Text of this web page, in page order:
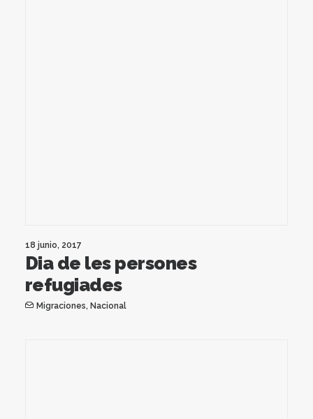
18 junio, 2017
Dia de les persones
refugiades
Migraciones, Nacional